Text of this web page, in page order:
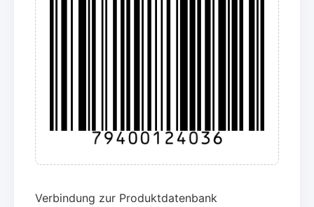
Verbindung zur Produktdatenbank